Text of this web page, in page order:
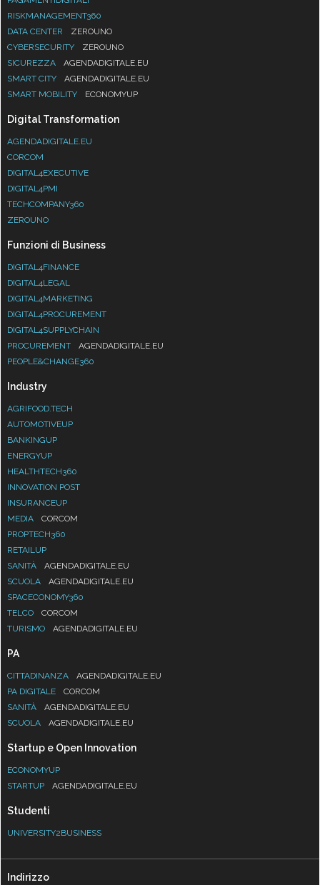
RISKMANAGEMENT360
DATA CENTER
ZEROUNO
CYBERSECURITY
ZEROUNO
SICUREZZA
AGENDADIGITALE.EU
SMART CITY
AGENDADIGITALE.EU
SMART MOBILITY
ECONOMYUP
Digital Transformation
AGENDADIGITALE.EU
CORCOM
DIGITAL4EXECUTIVE
DIGITAL4PMI
TECHCOMPANY360
ZEROUNO
Funzioni di Business
DIGITAL4FINANCE
DIGITAL4LEGAL
DIGITAL4MARKETING
DIGITAL4PROCUREMENT
DIGITAL4SUPPLYCHAIN
PROCUREMENT
AGENDADIGITALE.EU
PEOPLE&CHANGE360
Industry
AGRIFOOD.TECH
AUTOMOTIVEUP
BANKINGUP
ENERGYUP
HEALTHTECH360
INNOVATION POST
INSURANCEUP
MEDIA
CORCOM
PROPTECH360
RETAILUP
SANITÀ
AGENDADIGITALE.EU
SCUOLA
AGENDADIGITALE.EU
SPACECONOMY360
TELCO
CORCOM
TURISMO
AGENDADIGITALE.EU
PA
CITTADINANZA
AGENDADIGITALE.EU
PA DIGITALE
CORCOM
SANITÀ
AGENDADIGITALE.EU
SCUOLA
AGENDADIGITALE.EU
Startup e Open Innovation
ECONOMYUP
STARTUP
AGENDADIGITALE.EU
Studenti
UNIVERSITY2BUSINESS
Indirizzo